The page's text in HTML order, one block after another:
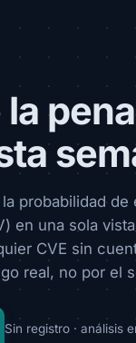
la pena
probabilidad de
en una sola
CVE sin
real, no por el
Sin registro · análisis